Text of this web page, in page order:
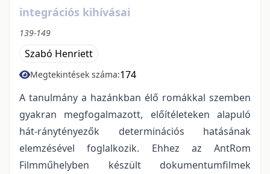
integrációs kihívásai
139-149
Szabó Henriett
Megtekintések száma:174
A tanulmány a hazánkban élő romákkal szemben
gyakran megfogalmazott, előítéleteken alapuló
hát-ránytényezők determinációs hatásának
elemzésével foglalkozik. Ehhez az AntRom
Filmműhelyben készült dokumentumfilmek